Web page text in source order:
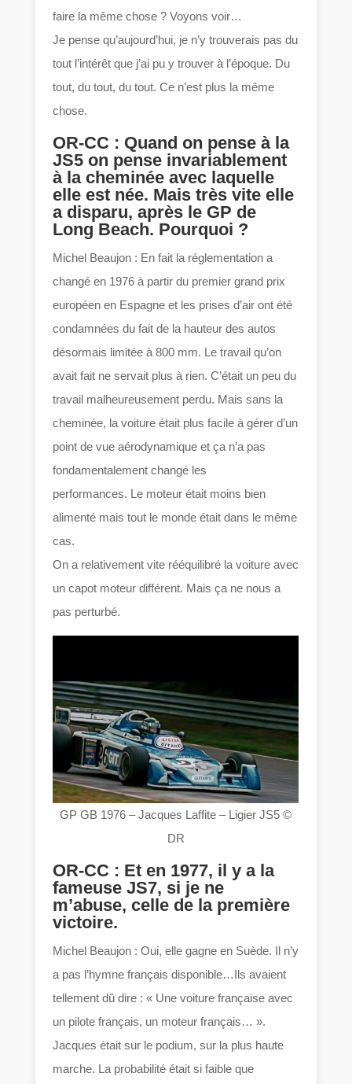
faire la même chose ? Voyons voir…
Je pense qu’aujourd’hui, je n’y trouverais pas du
tout l’intérêt que j’ai pu y trouver à l’époque. Du
tout, du tout, du tout. Ce n’est plus la même
chose.
OR-CC : Quand on pense à la
JS5 on pense invariablement
à la cheminée avec laquelle
elle est née. Mais très vite elle
a disparu, après le GP de
Long Beach. Pourquoi ?
Michel Beaujon : En fait la réglementation a
changé en 1976 à partir du premier grand prix
européen en Espagne et les prises d’air ont été
condamnées du fait de la hauteur des autos
désormais limitée à 800 mm. Le travail qu’on
avait fait ne servait plus à rien. C’était un peu du
travail malheureusement perdu. Mais sans la
cheminée, la voiture était plus facile à gérer d’un
point de vue aérodynamique et ça n’a pas
fondamentalement changé les
performances. Le moteur était moins bien
alimenté mais tout le monde était dans le même
cas.
On a relativement vite rééquilibré la voiture avec
un capot moteur différent. Mais ça ne nous a
pas perturbé.
GP GB 1976 – Jacques Laffite – Ligier JS5 ©
DR
OR-CC : Et en 1977, il y a la
fameuse JS7, si je ne
m’abuse, celle de la première
victoire.
Michel Beaujon : Oui, elle gagne en Suède. Il n’y
a pas l’hymne français disponible…Ils avaient
tellement dû dire : « Une voiture française avec
un pilote français, un moteur français… ».
Jacques était sur le podium, sur la plus haute
marche. La probabilité était si faible que